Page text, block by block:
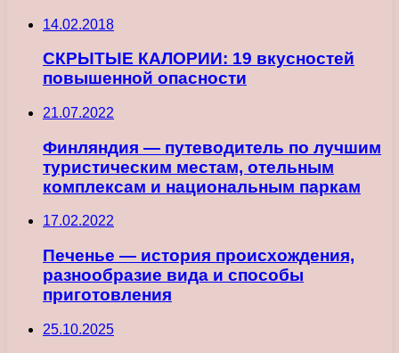
14.02.2018
СКРЫТЫЕ КАЛОРИИ: 19 вкусностей
повышенной опасности
21.07.2022
Финляндия — путеводитель по лучшим
туристическим местам, отельным
комплексам и национальным паркам
17.02.2022
Печенье — история происхождения,
разнообразие вида и способы
приготовления
25.10.2025